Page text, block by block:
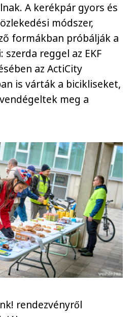
A kerékpár gyors és
módszer,
formákban próbálják a
reggel az EKF
az ActiCity
is várták a bicikliseket,
meg a
rendezvényről